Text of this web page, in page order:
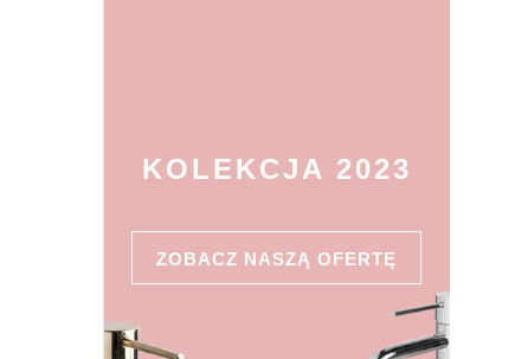
KOLEKCJA 2023
ZOBACZ NASZĄ OFERTĘ